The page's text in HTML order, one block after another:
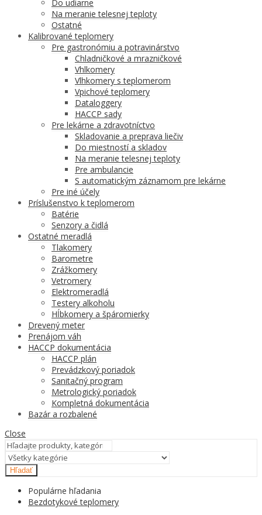
Do udiarne
Na meranie telesnej teploty
Ostatné
Kalibrované teplomery
Pre gastronómiu a potravinárstvo
Chladničkové a mrazničkové
Vhlkomery
Vlhkomery s teplomerom
Vpichové teplomery
Dataloggery
HACCP sady
Pre lekárne a zdravotníctvo
Skladovanie a preprava liečiv
Do miestností a skladov
Na meranie telesnej teploty
Pre ambulancie
S automatickým záznamom pre lekárne
Pre iné účely
Príslušenstvo k teplomerom
Batérie
Senzory a čidlá
Ostatné meradlá
Tlakomery
Barometre
Zrážkomery
Vetromery
Elektromeradlá
Testery alkoholu
Hĺbkomery a špáromierky
Drevený meter
Prenájom váh
HACCP dokumentácia
HACCP plán
Prevádzkový poriadok
Sanitačný program
Metrologický poriadok
Kompletná dokumentácia
Bazár a rozbalené
Close
Hľadať
Populárne hľadania
Bezdotykové teplomery